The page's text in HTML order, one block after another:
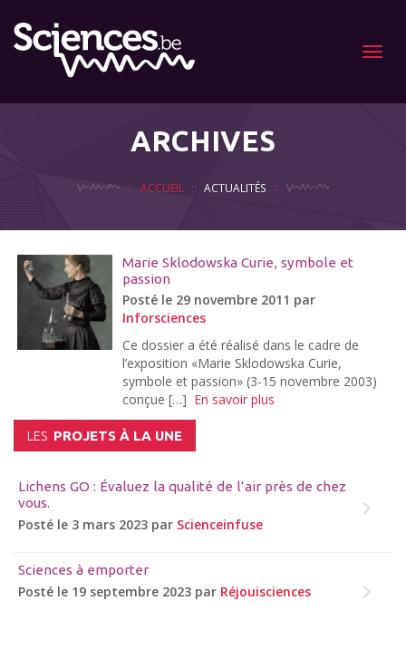
Menu
ARCHIVES
ACCUEIL ACTUALITÉS
Marie Sklodowska Curie, symbole et
passion
Posté le 29 novembre 2011 par
Inforsciences
Ce dossier a été réalisé dans le cadre de
l’exposition «Marie Sklodowska Curie,
symbole et passion» (3-15 novembre 2003)
conçue […] En savoir plus
LES PROJETS À LA UNE
Lichens GO : Évaluez la qualité de l’air près de chez
vous.
Posté le 3 mars 2023 par Scienceinfuse
Sciences à emporter
Posté le 19 septembre 2023 par Réjouisciences